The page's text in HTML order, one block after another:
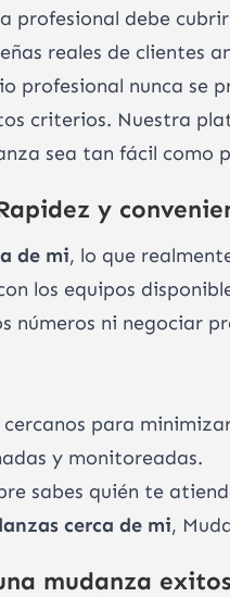
profesional debe
reales de clientes
profesional nunca se
criterios. Nuestra
sea tan fácil como
y
de mi, lo que
los equipos
números ni negociar
para
y monitoreadas.
sabes quién te
cerca de mi,
mudanza